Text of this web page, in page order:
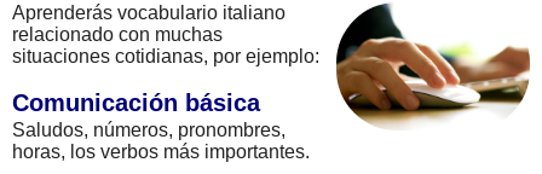
Aprenderás vocabulario italiano
relacionado con muchas
situaciones cotidianas, por ejemplo:
Comunicación básica
Saludos, números, pronombres,
horas, los verbos más importantes.